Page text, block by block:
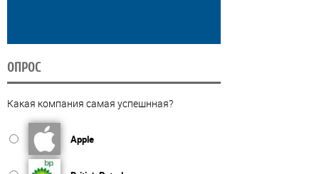
ОПРОС
Какая компания самая успешнная?
Apple